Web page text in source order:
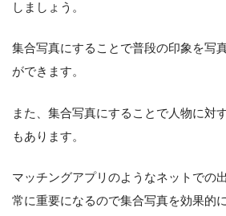
しましょう。
集合写真にすることで普段の印象を写
ができます。
また、集合写真にすることで人物に対
もあります。
マッチングアプリのようなネットでの
常に重要になるので集合写真を効果的